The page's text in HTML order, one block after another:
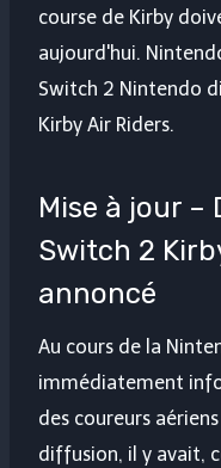
course de Kirby
aujourd'hui.
Switch 2 Nintendo
Kirby Air Riders.
Mise à jour –
Switch 2
annoncé
Au cours de la
immédiatement
des coureurs
diffusion, il y avait,